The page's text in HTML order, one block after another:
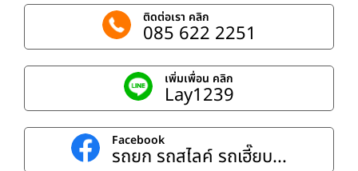
ติดต่อเรา คลิก
085 622 2251
เพิ่มเพื่อน คลิก
Lay1239
Facebook
รถยก รถสไลค์ รถเฮี๊ยบ...